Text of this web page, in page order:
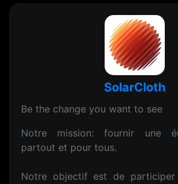
SolarCloth
Be the change you want to see
Notre mission: fournir une
partout et pour tous.
Notre objectif est de